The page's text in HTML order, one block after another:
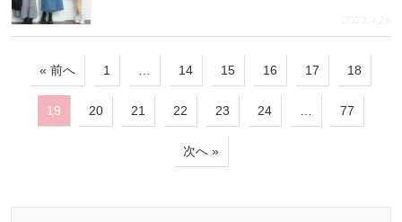
2023.4.26
« 前へ 1 14 15 16 17 18
19 20 21 22 23 24 77
次へ »